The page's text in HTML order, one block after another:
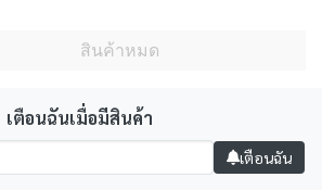
สินค้าหมด
เตือนฉันเมื่อมีสินค้า
เตือนฉัน
All Rights Reserved | Powered by MWE
By MakeWebEasy